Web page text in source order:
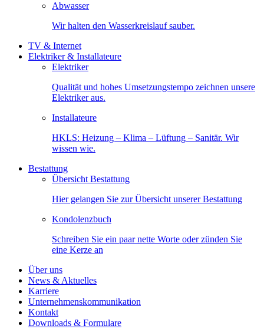
Abwasser
Wir halten den Wasserkreislauf sauber.
TV & Internet
Elektriker & Installateure
Elektriker
Qualität und hohes Umsetzungstempo zeichnen unsere
Elektriker aus.
Installateure
HKLS: Heizung – Klima – Lüftung – Sanitär. Wir
wissen wie.
Bestattung
Übersicht Bestattung
Hier gelangen Sie zur Übersicht unserer Bestattung
Kondolenzbuch
Schreiben Sie ein paar nette Worte oder zünden Sie
eine Kerze an
Über uns
News & Aktuelles
Karriere
Unternehmenskommunikation
Kontakt
Downloads & Formulare